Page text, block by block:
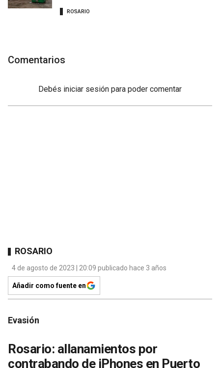
ROSARIO
Comentarios
Debés iniciar sesión para poder comentar
ROSARIO
4 de agosto de 2023 | 20:09 publicado hace 3 años
Añadir como fuente en
Evasión
Rosario: allanamientos por
contrabando de iPhones en Puerto